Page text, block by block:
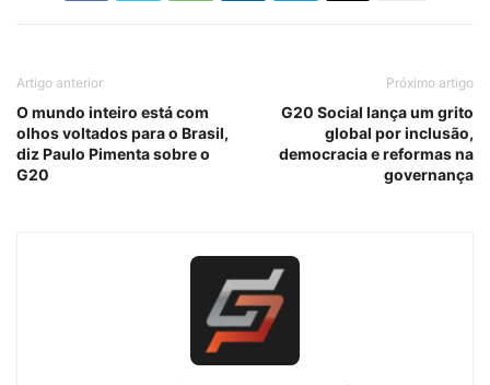
Artigo anterior
O mundo inteiro está com
olhos voltados para o Brasil,
diz Paulo Pimenta sobre o
G20
Próximo artigo
G20 Social lança um grito
global por inclusão,
democracia e reformas na
governança